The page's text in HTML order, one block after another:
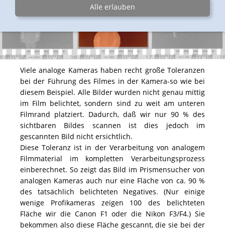
Viele analoge Kameras haben recht große Toleranzen
bei der Führung des Filmes in der Kamera-so wie bei
diesem Beispiel. Alle Bilder wurden nicht genau mittig
im Film belichtet, sondern sind zu weit am unteren
Filmrand platziert. Dadurch, daß wir nur 90 % des
sichtbaren Bildes scannen ist dies jedoch im
gescannten Bild nicht ersichtlich.
Diese Toleranz ist in der Verarbeitung von analogem
Filmmaterial im kompletten Verarbeitungsprozess
einberechnet. So zeigt das Bild im Prismensucher von
analogen Kameras auch nur eine Fläche von ca. 90 %
des tatsächlich belichteten Negatives. (Nur einige
wenige Profikameras zeigen 100 des belichteten
Fläche wir die Canon F1 oder die Nikon F3/F4.) Sie
bekommen also diese Fläche gescannt, die sie bei der
Alle erlauben